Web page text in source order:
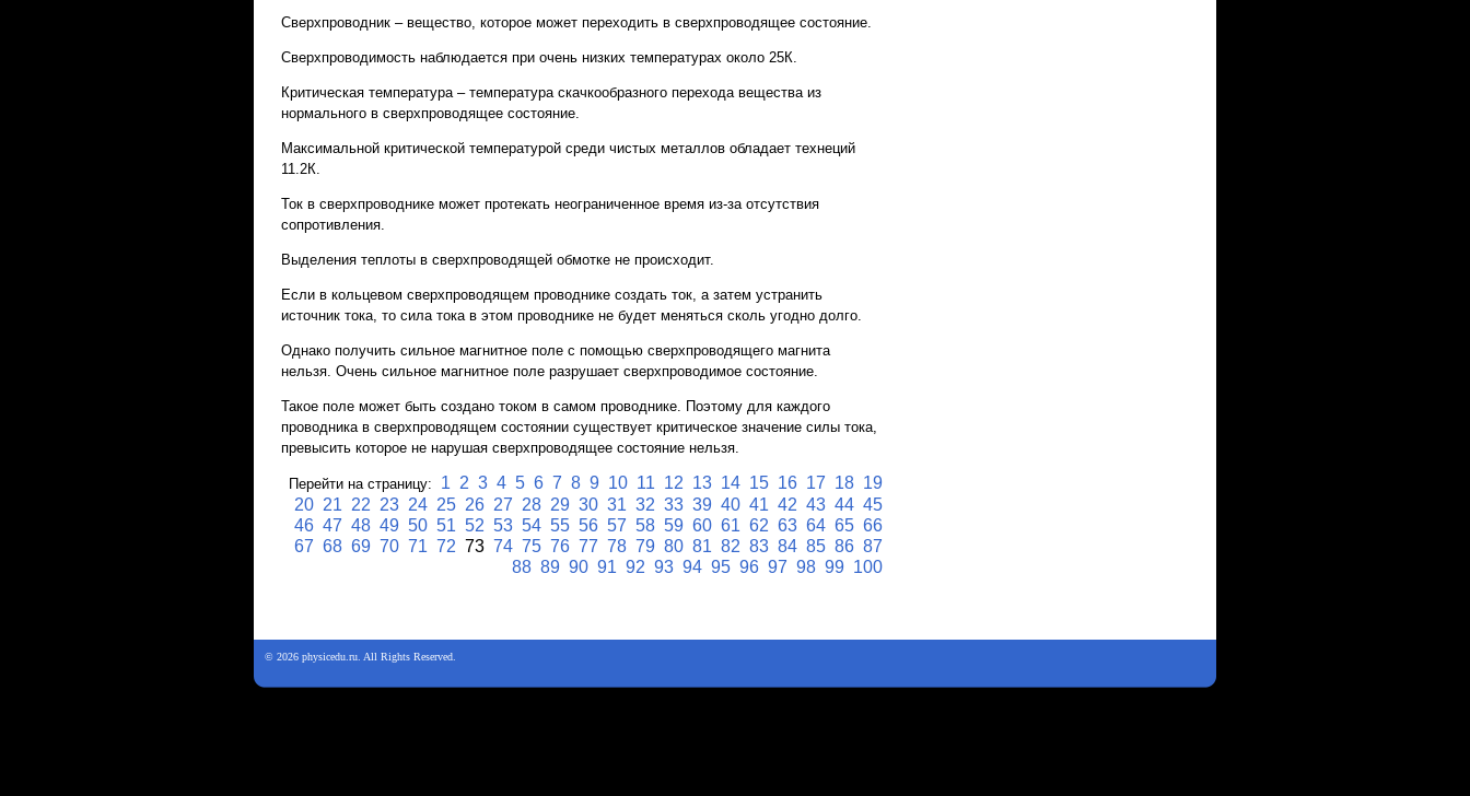
Сверхпроводник – вещество, которое может переходить в сверхпроводящее состояние.
Сверхпроводимость наблюдается при очень низких температурах около 25К.
Критическая температура – температура скачкообразного перехода вещества из
нормального в сверхпроводящее состояние.
Максимальной критической температурой среди чистых металлов обладает технеций
11.2К.
Ток в сверхпроводнике может протекать неограниченное время из-за отсутствия
сопротивления.
Выделения теплоты в сверхпроводящей обмотке не происходит.
Если в кольцевом сверхпроводящем проводнике создать ток, а затем устранить
источник тока, то сила тока в этом проводнике не будет меняться сколь угодно долго.
Однако получить сильное магнитное поле с помощью сверхпроводящего магнита
нельзя. Очень сильное магнитное поле разрушает сверхпроводимое состояние.
Такое поле может быть создано током в самом проводнике. Поэтому для каждого
проводника в сверхпроводящем состоянии существует критическое значение силы тока,
превысить которое не нарушая сверхпроводящее состояние нельзя.
Перейти на страницу: 1 2 3 4 5 6 7 8 9 10 11 12 13 14 15 16 17 18 19
20 21 22 23 24 25 26 27 28 29 30 31 32 33 39 40 41 42 43 44 45
46 47 48 49 50 51 52 53 54 55 56 57 58 59 60 61 62 63 64 65 66
67 68 69 70 71 72 73 74 75 76 77 78 79 80 81 82 83 84 85 86 87
88 89 90 91 92 93 94 95 96 97 98 99 100
© 2026 physicedu.ru. All Rights Reserved.